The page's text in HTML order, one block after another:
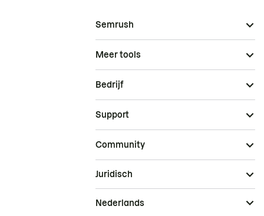
Semrush
Meer tools
Bedrijf
Support
Community
Juridisch
Nederlands